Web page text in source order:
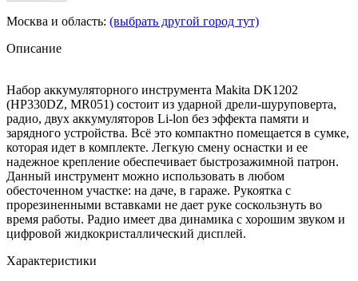
Москва и область: (выбрать другой город тут)
Описание
Набор аккумуляторного инструмента Makita DK1202
(HP330DZ, MR051) состоит из ударной дрели-шуруповерта,
радио, двух аккумуляторов Li-lon без эффекта памяти и
зарядного устройства. Всё это компактно помещается в сумке,
которая идет в комплекте. Легкую смену оснастки и ее
надежное крепление обеспечивает быстрозажимной патрон.
Данный инструмент можно использовать в любом
обесточенном участке: на даче, в гараже. Рукоятка с
прорезиненными вставками не дает руке соскользнуть во
время работы. Радио имеет два динамика с хорошим звуком и
цифровой жидкокристаллический дисплей.
Характеристики